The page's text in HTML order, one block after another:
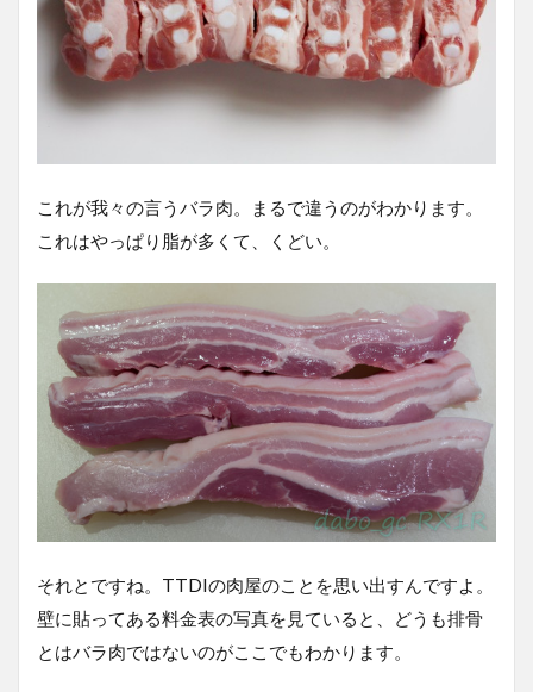
これが我々の言うバラ肉。まるで違うのがわかります。
これはやっぱり脂が多くて、くどい。
それとですね。TTDIの肉屋のことを思い出すんですよ。
壁に貼ってある料金表の写真を見ていると、どうも排骨
とはバラ肉ではないのがここでもわかります。